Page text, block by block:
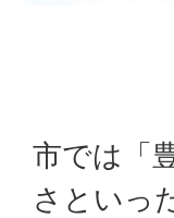
市では「
さといっ